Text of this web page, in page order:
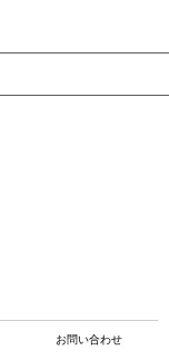
お問い合わせ